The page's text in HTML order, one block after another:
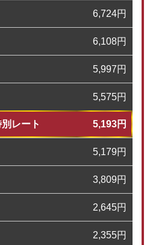
6,724円
6,108円
5,997円
5,575円
レート 5,193円
5,179円
3,809円
2,645円
2,355円